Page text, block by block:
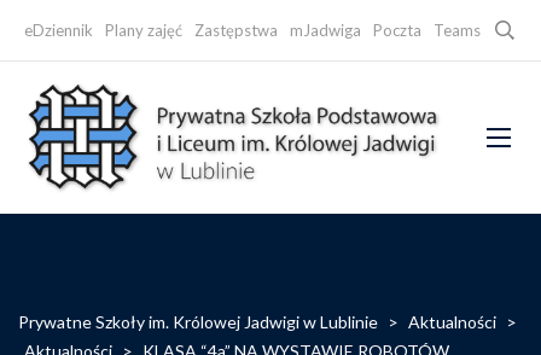
eDziennik Plany zajęć Zastępstwa mJadwiga Poczta Teams
Prywatne Szkoły im. Królowej Jadwigi w Lublinie > Aktualności >
Aktualności > KLASA “4a” NA WYSTAWIE ROBOTÓW